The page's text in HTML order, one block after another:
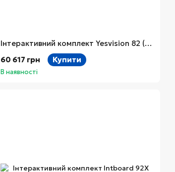
Інтерактивний комплект Yesvision 82 (Тип 1)
60 617 грн
Купити
В наявності